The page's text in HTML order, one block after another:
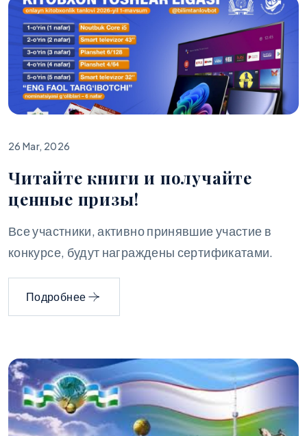
26 Mar, 2026
Читайте книги и получайте
ценные призы!
Все участники, активно принявшие участие в
конкурсе, будут награждены сертификатами.
Подробнее